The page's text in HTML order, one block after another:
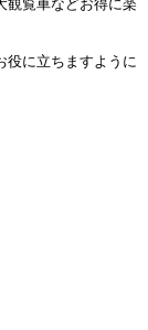
観覧車などお得に楽
役に立ちますように